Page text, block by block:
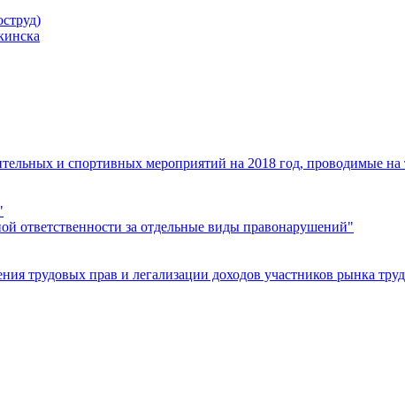
и спортивных мероприятий на 2018 год, проводимые
ответственности за отдельные виды правонарушений"
трудовых прав и легализации доходов участников рынка